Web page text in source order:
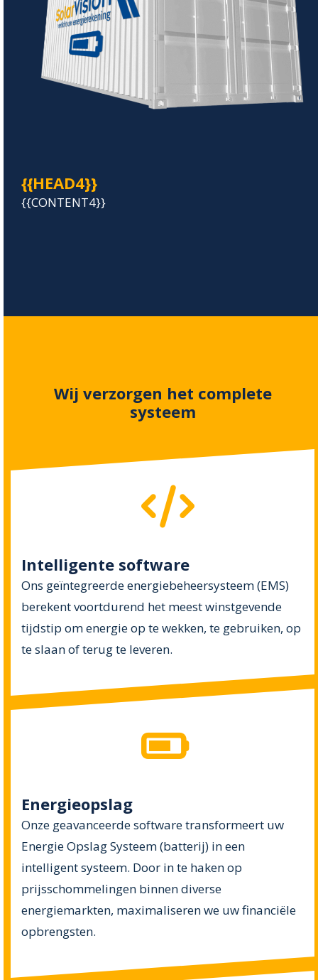
{{HEAD4}}
{{CONTENT4}}
Wij verzorgen het complete
systeem
Intelligente software
Ons geïntegreerde energiebeheersysteem (EMS)
berekent voortdurend het meest winstgevende
tijdstip om energie op te wekken, te gebruiken, op
te slaan of terug te leveren.
Energieopslag
Onze geavanceerde software transformeert uw
Energie Opslag Systeem (batterij) in een
intelligent systeem. Door in te haken op
prijsschommelingen binnen diverse
energiemarkten, maximaliseren we uw financiële
opbrengsten.